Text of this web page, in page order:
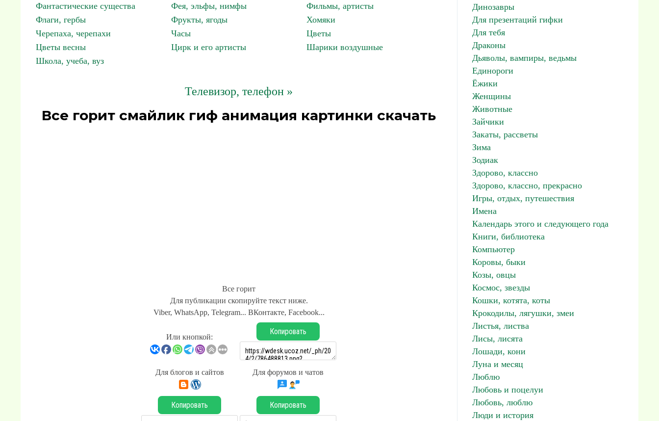
Фантастические существа
Фея, эльфы, нимфы
Фильмы, артисты
Флаги, гербы
Фрукты, ягоды
Хомяки
Черепаха, черепахи
Часы
Цветы
Цветы весны
Цирк и его артисты
Шарики воздушные
Школа, учеба, вуз
Телевизор, телефон »
Все горит смайлик гиф анимация картинки скачать
Все горит
Для публикации скопируйте текст ниже.
Viber, WhatsApp, Telegram... ВКонтакте, Facebook...
Или кнопкой:
Копировать
Для блогов и сайтов Для форумов и чатов
Копировать Копировать
Динозавры
Для презентаций гифки
Для тебя
Драконы
Дьяволы, вампиры, ведьмы
Единороги
Ёжики
Женщины
Животные
Зайчики
Закаты, рассветы
Зима
Зодиак
Здорово, классно
Здорово, классно, прекрасно
Игры, отдых, путешествия
Имена
Календарь этого и следующего года
Книги, библиотека
Компьютер
Коровы, быки
Козы, овцы
Космос, звезды
Кошки, котята, коты
Крокодилы, лягушки, змеи
Листья, листва
Лисы, лисята
Лошади, кони
Луна и месяц
Люблю
Любовь и поцелуи
Любовь, люблю
Люди и история